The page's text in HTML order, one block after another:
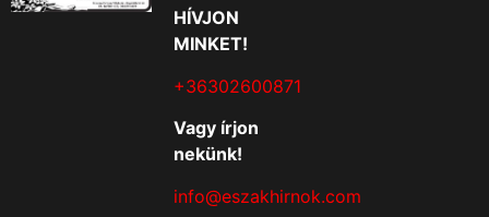
HÍVJON
MINKET!
+36302600871
Vagy írjon
nekünk!
info@eszakhirnok.com